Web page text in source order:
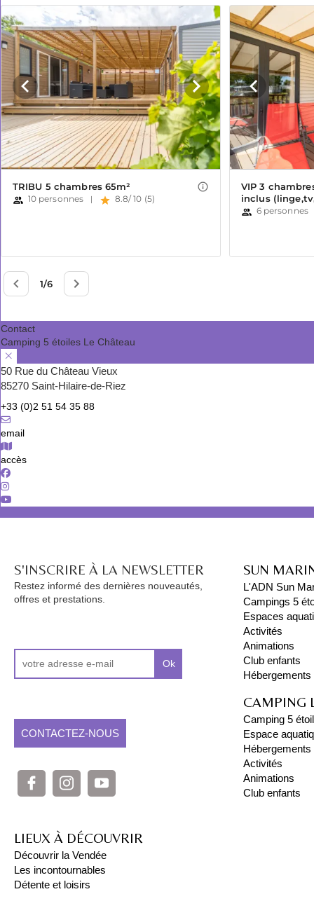
Contact
Camping 5 étoiles Le Château
50 Rue du Château Vieux
85270 Saint-Hilaire-de-Riez
+33 (0)2 51 54 35 88
email
accès
S'INSCRIRE À LA NEWSLETTER
Restez informé des dernières nouveautés,
offres et prestations.
Ok
CONTACTEZ-NOUS
SUN
L'ADN Sun
Campings 5
Espaces
Activités
Animations
Club enfants
Hébergements
CAMPING
Camping 5
Espace
Hébergements
Activités
Animations
Club enfants
LIEUX À DÉCOUVRIR
Découvrir la Vendée
Les incontournables
Détente et loisirs